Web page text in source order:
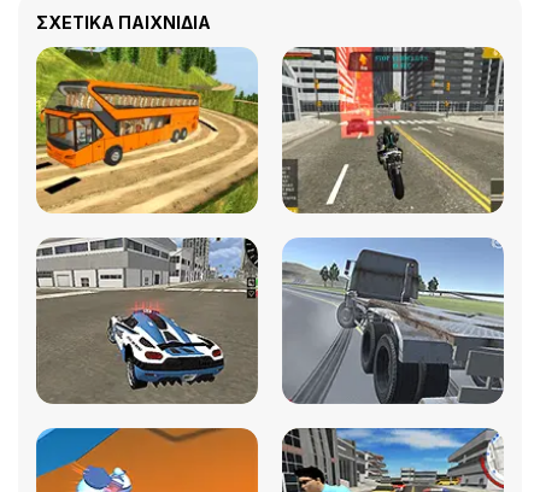
ΣΧΕΤΙΚΆ ΠΑΙΧΝΊΔΙΑ